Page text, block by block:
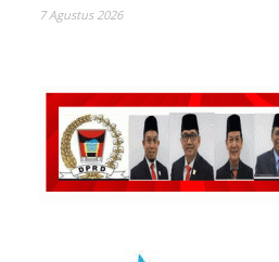
7 Agustus 2026